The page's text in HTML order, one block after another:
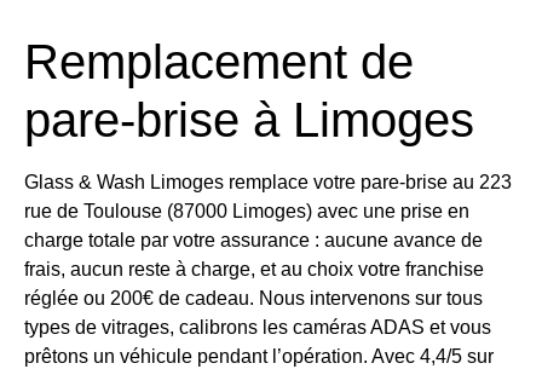
Remplacement de
pare-brise à Limoges
Glass & Wash Limoges remplace votre pare-brise au 223
rue de Toulouse (87000 Limoges) avec une prise en
charge totale par votre assurance : aucune avance de
frais, aucun reste à charge, et au choix votre franchise
réglée ou 200€ de cadeau. Nous intervenons sur tous
types de vitrages, calibrons les caméras ADAS et vous
prêtons un véhicule pendant l’opération. Avec 4,4/5 sur